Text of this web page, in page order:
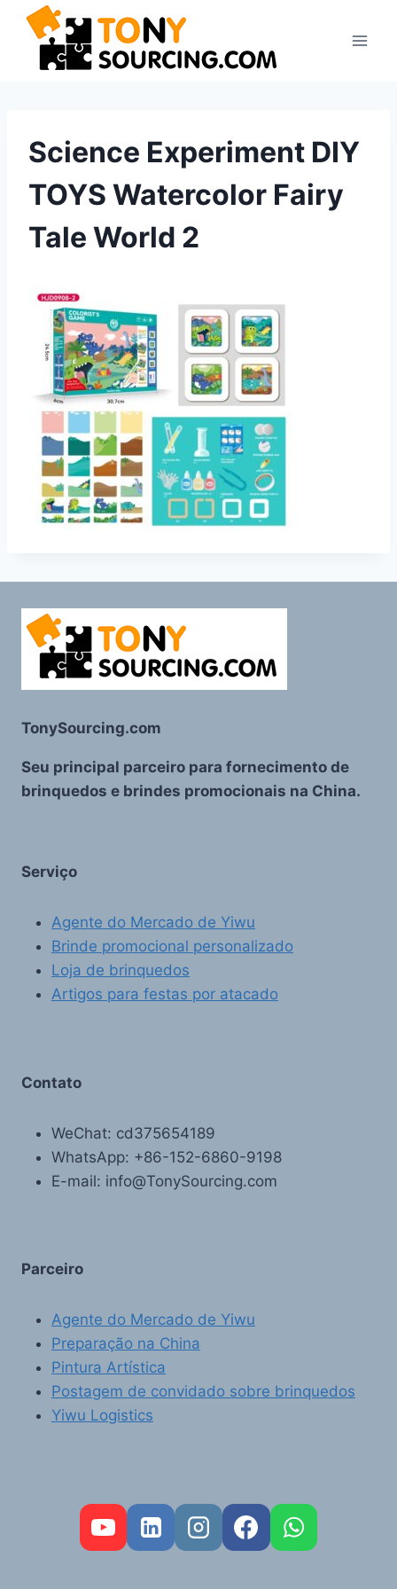
Pular
Science Experiment DIY
TOYS Watercolor Fairy
Tale World 2
TonySourcing.com
Seu principal parceiro para fornecimento de
brinquedos e brindes promocionais na China.
Serviço
Agente do Mercado de Yiwu
Brinde promocional personalizado
Loja de brinquedos
Artigos para festas por atacado
Contato
WeChat: cd375654189
WhatsApp: +86-152-6860-9198
E-mail: info@TonySourcing.com
Parceiro
Agente do Mercado de Yiwu
Preparação na China
Pintura Artística
Postagem de convidado sobre brinquedos
Yiwu Logistics